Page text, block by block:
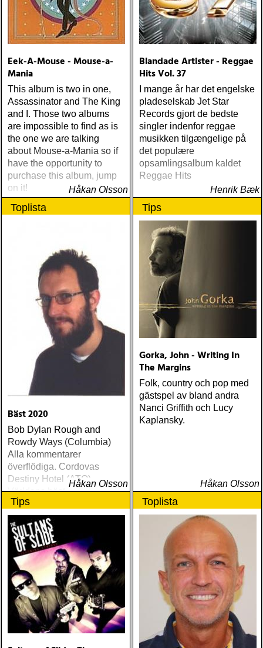
Eek-A-Mouse - Mouse-a-
Mania
This album is two in one,
Assassinator and The King
and I. Those two albums
are impossible to find as is
the one we are talking
about Mouse-a-Mania so if
have the opportunity to
purchase this album, jump
on it!
Håkan Olsson
Blandade Artister - Reggae
Hits Vol. 37
I mange år har det engelske
pladeselskab Jet Star
Records gjort de bedste
singler indenfor reggae
musikken tilgængelige på
det populære
opsamlingsalbum kaldet
Reggae Hits
Henrik Bæk
Toplista
Bäst 2020
Bob Dylan Rough and
Rowdy Ways (Columbia)
Alla kommentarer
överflödiga. Cordovas
Destiny Hotel (ATO)
Världens bästa liveband
visar nu klassen även på
skiva
Håkan Olsson
Tips
Gorka, John - Writing In
The Margins
Folk, country och pop med
gästspel av bland andra
Nanci Griffith och Lucy
Kaplansky.
Håkan Olsson
Tips Toplista